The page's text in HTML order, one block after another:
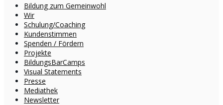
Bildung zum Gemeinwohl
Wir
Schulung/Coaching
Kundenstimmen
Spenden / Fördern
Projekte
BildungsBarCamps
Visual Statements
Presse
Mediathek
Newsletter